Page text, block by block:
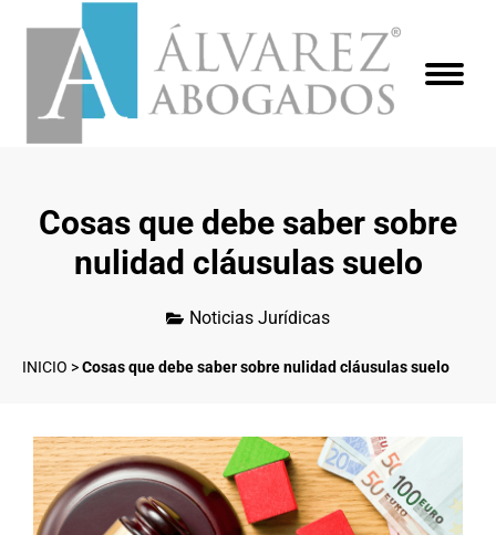
Cosas que debe saber sobre
nulidad cláusulas suelo
Noticias Jurídicas
INICIO >Cosas que debe saber sobre nulidad cláusulas suelo